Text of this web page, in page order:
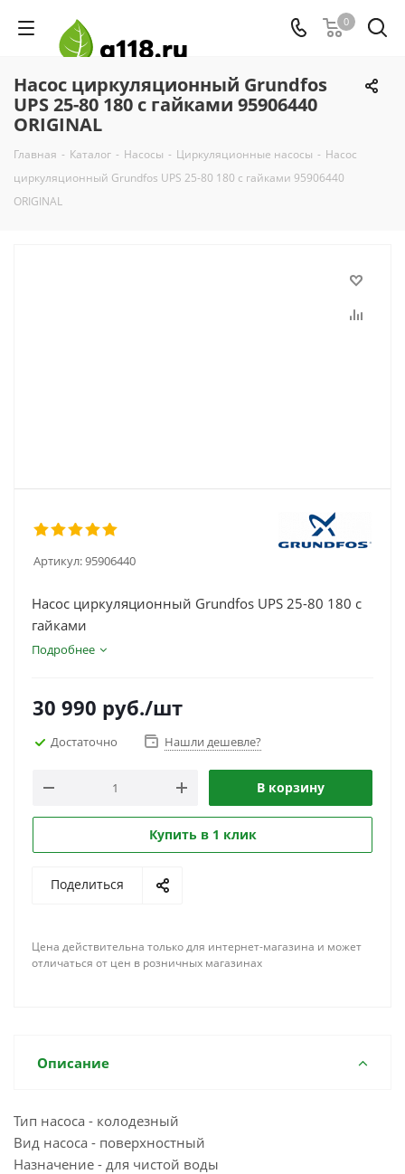
0
Насос циркуляционный Grundfos
UPS 25-80 180 с гайками 95906440
ORIGINAL
Главная - Каталог - Насосы - Циркуляционные насосы - Насос
циркуляционный Grundfos UPS 25-80 180 с гайками 95906440
ORIGINAL
Артикул:95906440
Насос циркуляционный Grundfos UPS 25-80 180 с
гайками
Подробнее
30 990 руб./шт
Достаточно Нашли дешевле?
В корзину
Купить в 1 клик
Поделиться
Цена действительна только для интернет-магазина и может
отличаться от цен в розничных магазинах
Описание
Тип насоса - колодезный
Вид насоса - поверхностный
Назначение - для чистой воды